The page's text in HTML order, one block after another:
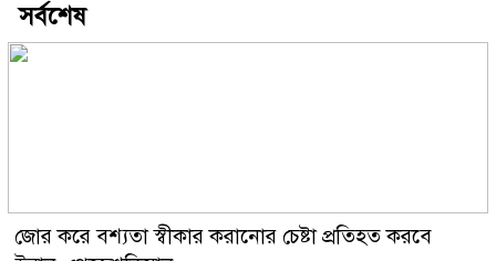
সর্বশেষ
জোর করে বশ্যতা স্বীকার করানোর চেষ্টা প্রতিহত করবে